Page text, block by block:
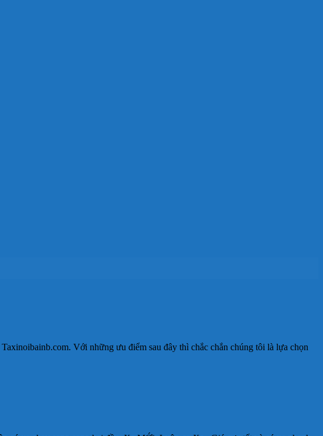
Với những ưu điểm sau đây thì chắc chắn chúng tôi là lựa chọn